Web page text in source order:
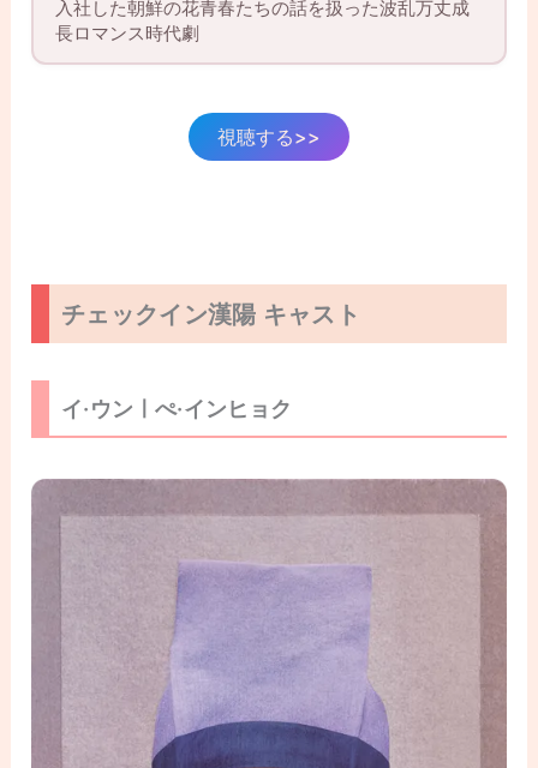
入社した朝鮮の花青春たちの話を扱った波乱万丈成
長ロマンス時代劇
視聴する>>
チェックイン漢陽 キャスト
イ·ウンㅣぺ·インヒョク